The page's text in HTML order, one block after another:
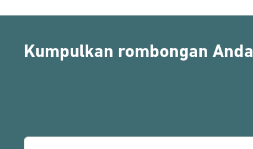
Kumpulkan rombongan Anda